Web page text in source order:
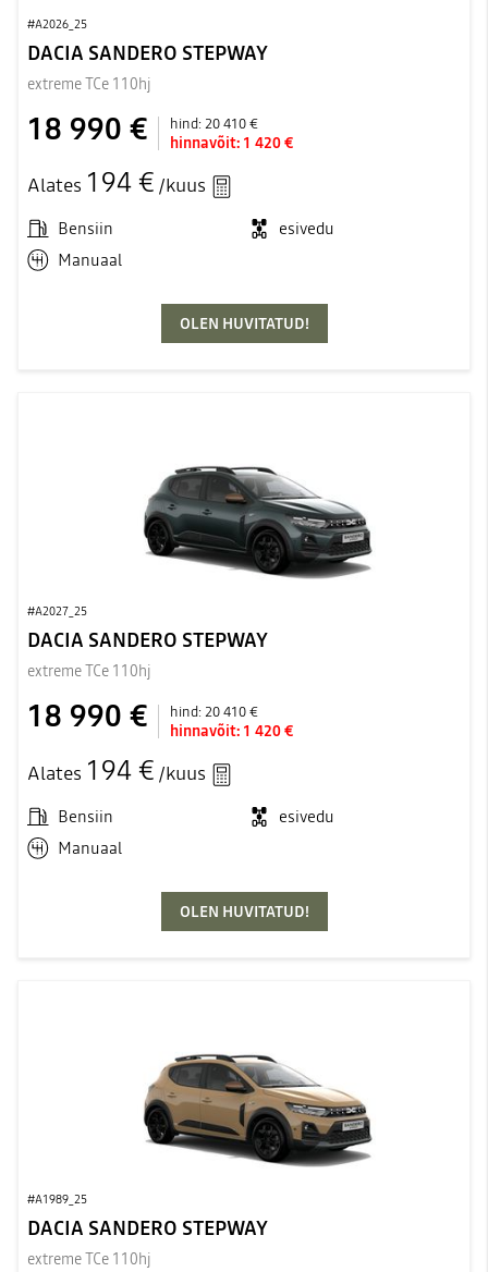
#A2026_25
DACIA SANDERO STEPWAY
extreme TCe 110hj
18 990 € hind: 20 410 €
hinnavõit: 1 420 €
Alates 194 € /kuus
Bensiin
esivedu
Manuaal
OLEN HUVITATUD!
#A2027_25
DACIA SANDERO STEPWAY
extreme TCe 110hj
18 990 € hind: 20 410 €
hinnavõit: 1 420 €
Alates 194 € /kuus
Bensiin
esivedu
Manuaal
OLEN HUVITATUD!
#A1989_25
DACIA SANDERO STEPWAY
extreme TCe 110hj